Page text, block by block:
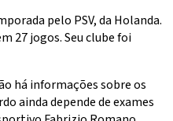
pelo PSV, da Holanda.
27 jogos. Seu clube foi
há informações sobre os
ainda depende de exames